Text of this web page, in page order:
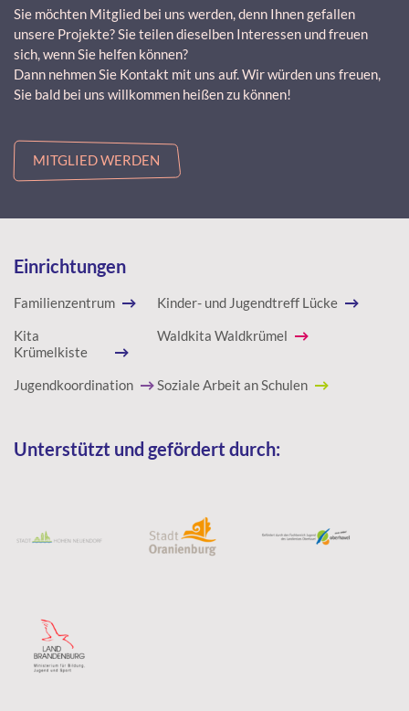
Sie möchten Mitglied bei uns werden, denn Ihnen gefallen
unsere Projekte? Sie teilen dieselben Interessen und freuen
sich, wenn Sie helfen können?
Dann nehmen Sie Kontakt mit uns auf. Wir würden uns freuen,
Sie bald bei uns willkommen heißen zu können!
MITGLIED WERDEN
Einrichtungen
Familienzentrum
Kinder- und Jugendtreff Lücke
Kita
Krümelkiste
Waldkita Waldkrümel
Jugendkoordination Soziale Arbeit an Schulen
Unterstützt und gefördert durch: